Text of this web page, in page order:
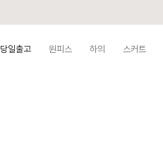
당일출고 원피스 하의 스커트